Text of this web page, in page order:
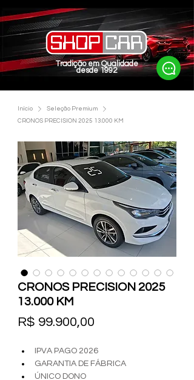
Tradição em Qualidade
desde 1992
Início
Seleção Premium
CRONOS PRECISION 2025 13.000 KM
CRONOS PRECISION 2025
13.000 KM
R$ 99.900,00
IPVA PAGO 2026
GARANTIA DE FÁBRICA
ÚNICO DONO